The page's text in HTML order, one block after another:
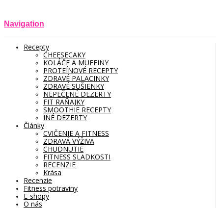
Navigation
Recepty
CHEESECAKY
KOLÁČE A MUFFINY
PROTEÍNOVÉ RECEPTY
ZDRAVÉ PALACINKY
ZDRAVÉ SUŠIENKY
NEPEČENÉ DEZERTY
FIT RAŇAJKY
SMOOTHIE RECEPTY
INÉ DEZERTY
Články
CVIČENIE A FITNESS
ZDRAVÁ VÝŽIVA
CHUDNUTIE
FITNESS SLADKOSTI
RECENZIE
Krása
Recenzie
Fitness potraviny
E-shopy
O nás